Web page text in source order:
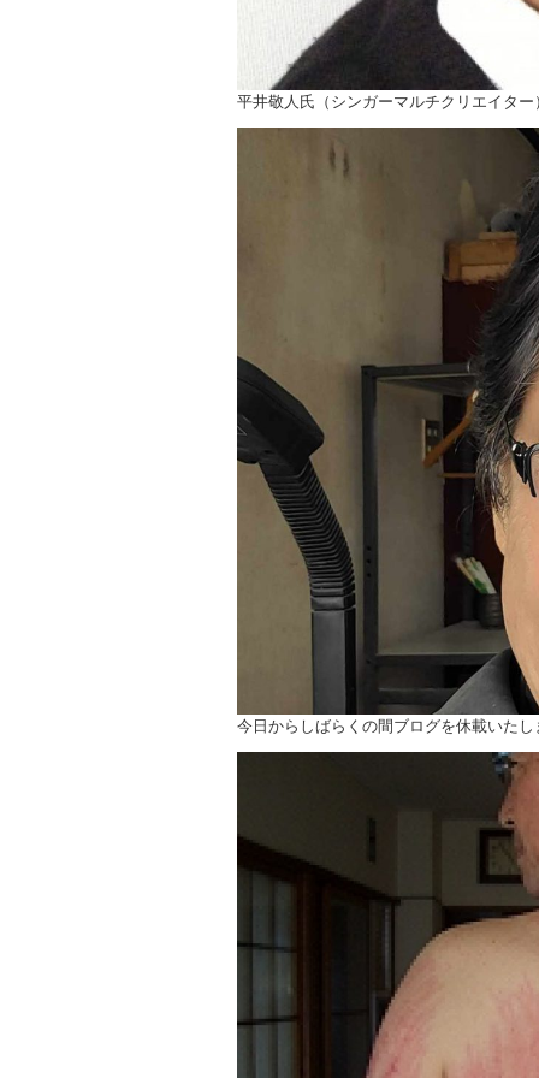
平井敬人氏（シンガーマルチクリエイタ
今日からしばらくの間ブログを休載いたし